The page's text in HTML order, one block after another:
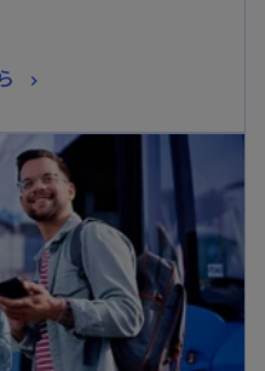
い
タ
ブ
で
開
く
新しいタブで開く